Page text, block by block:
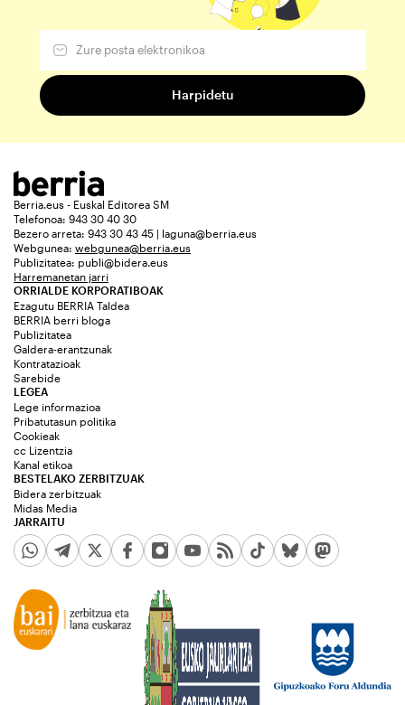
Berria.eus - Euskal Editorea SM
Telefonoa: 943 30 40 30
Bezero arreta: 943 30 43 45 | laguna@berria.eus
Webgunea: webgunea@berria.eus
Publizitatea: publi@bidera.eus
Harremanetan jarri
ORRIALDE KORPORATIBOAK
Ezagutu BERRIA Taldea
BERRIA berri bloga
Publizitatea
Galdera-erantzunak
Kontratazioak
Sarebide
JARRAITU
LEGEA
Lege informazioa
Pribatutasun politika
Cookieak
cc Lizentzia
Kanal etikoa
BESTELAKO ZERBITZUAK
Bidera zerbitzuak
Midas Media